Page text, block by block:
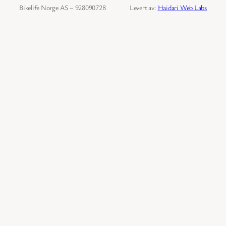
Bikelife Norge AS – 928090728 Levert av: Haidari Web Labs